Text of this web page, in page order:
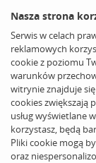
Nasza strona
Serwis w celach
reklamowych
cookie z poziomu
warunków
witrynie znajduje
cookies zwiększają
usług wyświetlane
korzystasz, będą
Pliki cookie mogą
oraz